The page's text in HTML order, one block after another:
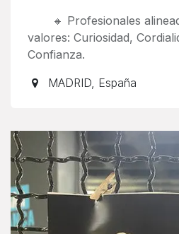
🔸 Profesionales
valores: Curiosidad,
Confianza.
MADRID, España